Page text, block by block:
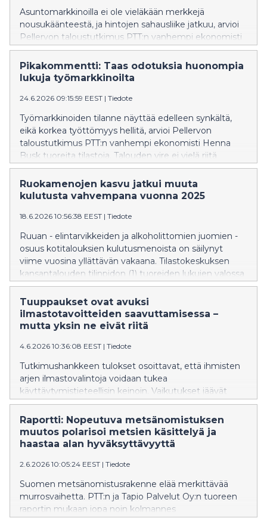
Asuntomarkkinoilla ei ole vieläkään merkkejä
nousukäänteestä, ja hintojen sahausliike jatkuu, arvioi
Pellervon taloustutkimus PTT:n vanhempi ekonomisti
Veera Holappa. Työllisyyden heikko kehitys ei
myöskään tue markkinoiden virkoamista.
Pikakommentti: Taas odotuksia huonompia
lukuja työmarkkinoilta
24.6.2026 09:15:59 EEST | Tiedote
Työmarkkinoiden tilanne näyttää edelleen synkältä,
eikä korkea työttömyys hellitä, arvioi Pellervon
taloustutkimus PTT:n vanhempi ekonomisti Henna
Busk tuoreita tilastoja. Talouden vire ei vielä riitä
suunnan kääntämiseen.
Ruokamenojen kasvu jatkui muuta
kulutusta vahvempana vuonna 2025
18.6.2026 10:56:38 EEST | Tiedote
Ruuan - elintarvikkeiden ja alkoholittomien juomien -
osuus kotitalouksien kulutusmenoista on säilynyt
viime vuosina yllättävän vakaana. Tilastokeskuksen
kansantalouden tilinpidon (1) tuoreiden lukujen valossa
ruokamenojen osuus kaikista kotitalouksien
kulutusmenoista vuonna 2025 oli 12,9 prosenttia, kun
vuonna 2024 osuus oli 12,5 prosenttia. Muutos on
maltillinen ja perustuu ennakkotietoihin, mutta se
osuus kulutusmenoista on yleensä pienentynyt tulojen
kasvaessa. 2020-luvulla kehitys on kääntynyt. Viime
vuoden osuus oli korkein taso 2000-luvulla sitten
vuoden 2009.
Tuuppaukset ovat avuksi
ilmastotavoitteiden saavuttamisessa –
mutta yksin ne eivät riitä
4.6.2026 10:36:08 EEST | Tiedote
Tutkimushankkeen tulokset osoittavat, että ihmisten
arjen ilmastovalintoja voidaan tukea
käyttäytymistieteellisin keinoin. Vaikutukset jäävät
kuitenkin rajallisiksi, jos tuuppaukset eivät kytkeydy
laajempiin ilmastotoimiin.
Raportti: Nopeutuva metsänomistuksen
muutos polarisoi metsien käsittelyä ja
haastaa alan hyväksyttävyyttä
2.6.2026 10:05:24 EEST | Tiedote
Suomen metsänomistusrakenne elää merkittävää
murrosvaihetta. PTT:n ja Tapio Palvelut Oy:n tuoreen
raportin mukaan jopa noin kolmannes